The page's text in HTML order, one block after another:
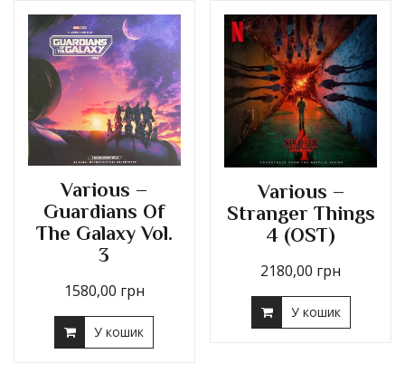
Various –
Guardians Of
The Galaxy Vol.
3
1580,00 грн
У кошик
Various –
Stranger Things
4 (OST)
2180,00 грн
У кошик